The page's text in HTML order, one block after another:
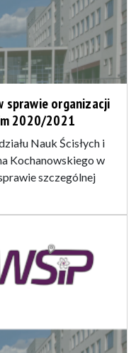
sprawie organizacji
2020/2021
Nauk Ścisłych i
Kochanowskiego w
szczególnej